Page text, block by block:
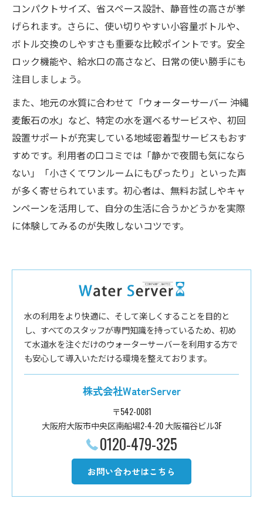
コンパクトサイズ、省スペース設計、静音性の高さが挙
げられます。さらに、使い切りやすい小容量ボトルや、
ボトル交換のしやすさも重要な比較ポイントです。安全
ロック機能や、給水口の高さなど、日常の使い勝手にも
注目しましょう。
また、地元の水質に合わせて「ウォーターサーバー 沖縄
麦飯石の水」など、特定の水を選べるサービスや、初回
設置サポートが充実している地域密着型サービスもおす
すめです。利用者の口コミでは「静かで夜間も気になら
ない」「小さくてワンルームにもぴったり」といった声
が多く寄せられています。初心者は、無料お試しやキャ
ンペーンを活用して、自分の生活に合うかどうかを実際
に体験してみるのが失敗しないコツです。
水の利用をより快適に、そして楽しくすることを目的と
し、すべてのスタッフが専門知識を持っているため、初め
て水道水を注ぐだけのウォーターサーバーを利用する方で
も安心して導入いただける環境を整えております。
株式会社WaterServer
〒542-0081
大阪府大阪市中央区南船場2-4-20 大阪福谷ビル3F
0120-479-325
お問い合わせはこちら